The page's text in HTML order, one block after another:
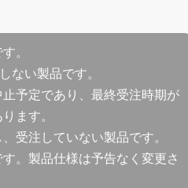
。
ない製品です。
予定であり、最終受注時期が
ます。
受注していない製品です。
。製品仕様は予告なく変更さ